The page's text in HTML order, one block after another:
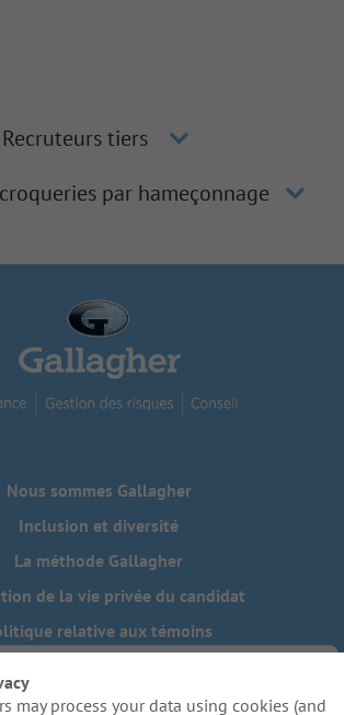
Recruteurs tiers
par hameçonnage
Nous sommes Gallagher
Inclusion et diversité
La méthode Gallagher
de la vie privée du candidat
relative aux témoins
d'adaptation raisonnables pour
may process your data using cookies (and